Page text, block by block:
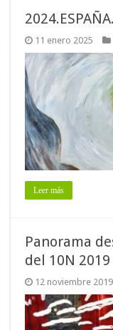
11 enero 2025
Leer más
Panorama
del 10N 2019
12 noviembre 2019